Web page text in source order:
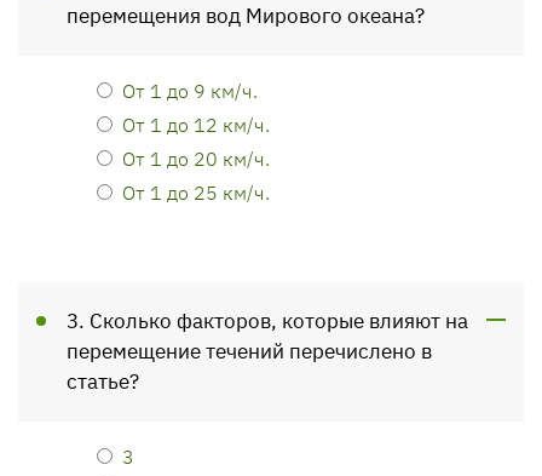
перемещения вод Мирового океана?
От 1 до 9 км/ч.
От 1 до 12 км/ч.
От 1 до 20 км/ч.
От 1 до 25 км/ч.
3. Сколько факторов, которые влияют на
перемещение течений перечислено в
статье?
3